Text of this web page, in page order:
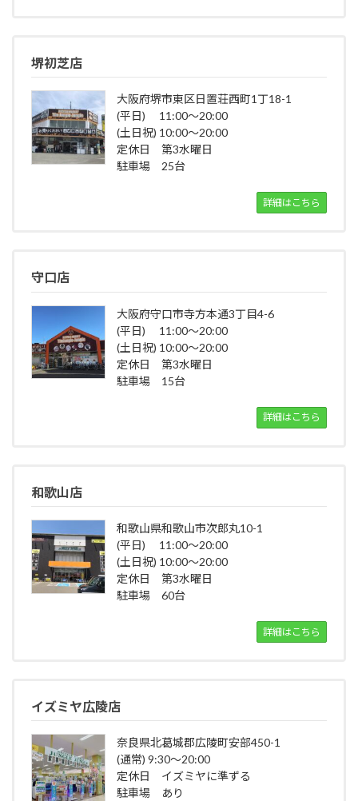
堺初芝店
大阪府堺市東区日置荘西町1丁18-1
(平日) 11:00～20:00
(土日祝) 10:00～20:00
定休日 第3水曜日
駐車場 25台
詳細はこちら
守口店
大阪府守口市寺方本通3丁目4-6
(平日) 11:00～20:00
(土日祝) 10:00～20:00
定休日 第3水曜日
駐車場 15台
詳細はこちら
和歌山店
和歌山県和歌山市次郎丸10-1
(平日) 11:00～20:00
(土日祝) 10:00～20:00
定休日 第3水曜日
駐車場 60台
詳細はこちら
イズミヤ広陵店
奈良県北葛城郡広陵町安部450-1
(通常) 9:30～20:00
定休日 イズミヤに準ずる
駐車場 あり